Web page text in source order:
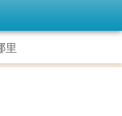
里